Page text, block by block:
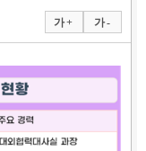
가 + 가 -